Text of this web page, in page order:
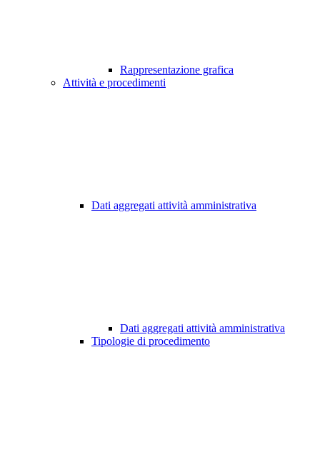
Rappresentazione grafica
Attività e procedimenti
Dati aggregati attività amministrativa
Dati aggregati attività amministrativa
Tipologie di procedimento